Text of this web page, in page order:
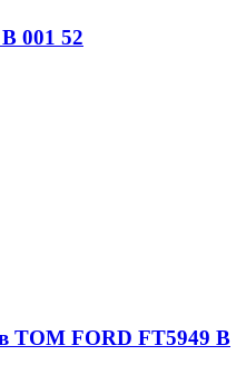
001 52
TOM FORD FT5949 B